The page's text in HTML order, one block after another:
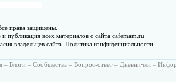
права защищены.
публикация всех материалов с сайта cafemam.ru
владельцев сайта. Политика конфиденциальности
– Блоги – Сообщества – Вопрос-ответ – Дневнички –